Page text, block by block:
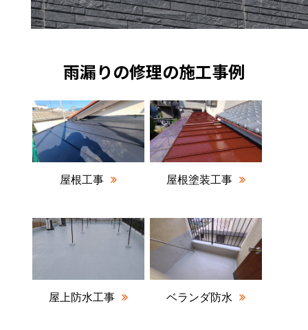
雨漏りの修理の施工事例
屋根工事 屋根塗装工事
屋上防水工事 ベランダ防水